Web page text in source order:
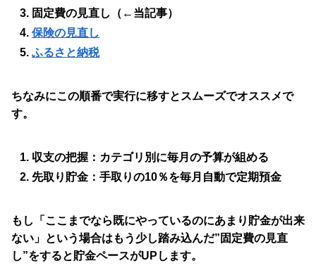
固定費の見直し（←当記事）
保険の見直し
ふるさと納税
ちなみにこの順番で実行に移すとスムーズでオススメで
す。
収支の把握：カテゴリ別に毎月の予算が組める
先取り貯金：手取りの10％を毎月自動で定期預金
もし「ここまでなら既にやっているのにあまり貯金が出来
ない」という場合はもう少し踏み込んだ”固定費の見直
し”をすると貯金ペースがUPします。